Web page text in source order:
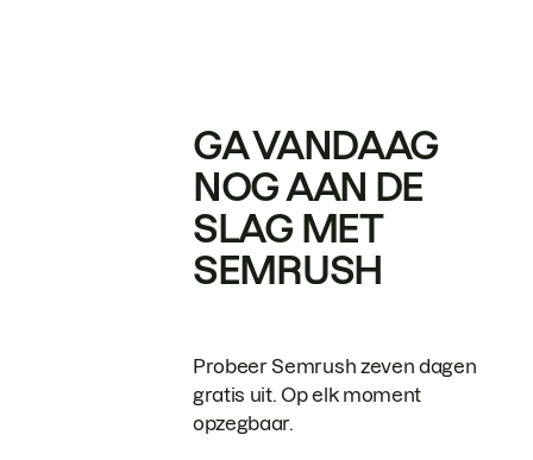
GA VANDAAG
NOG AAN DE
SLAG MET
SEMRUSH
Probeer Semrush zeven dagen
gratis uit. Op elk moment
opzegbaar.